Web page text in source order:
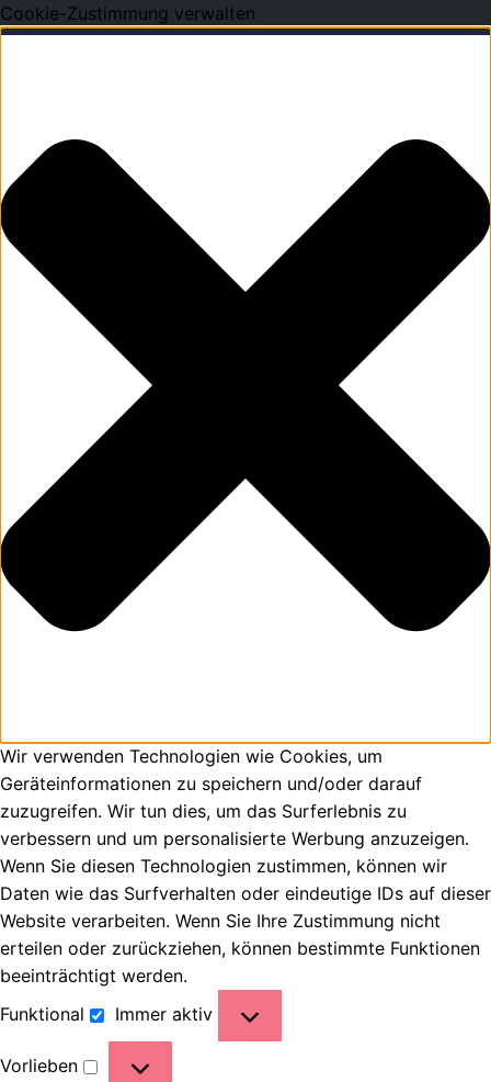
Cookie-Zustimmung verwalten
Wir verwenden Technologien wie Cookies, um
Geräteinformationen zu speichern und/oder darauf
zuzugreifen. Wir tun dies, um das Surferlebnis zu
verbessern und um personalisierte Werbung anzuzeigen.
Wenn Sie diesen Technologien zustimmen, können wir
Daten wie das Surfverhalten oder eindeutige IDs auf dieser
Website verarbeiten. Wenn Sie Ihre Zustimmung nicht
erteilen oder zurückziehen, können bestimmte Funktionen
beeinträchtigt werden.
Funktional
Immer aktiv
Vorlieben